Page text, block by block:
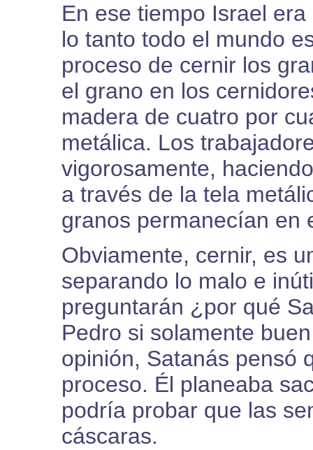
En ese tiempo Israel
lo tanto todo el mundo
proceso de cernir los
el grano en los
madera de cuatro por
metálica. Los
vigorosamente,
a través de la tela
granos permanecían en
Obviamente, cernir, es
separando lo malo e
preguntarán ¿por qué
Pedro si solamente
opinión, Satanás pensó
proceso. Él planeaba
podría probar que las
cáscaras.